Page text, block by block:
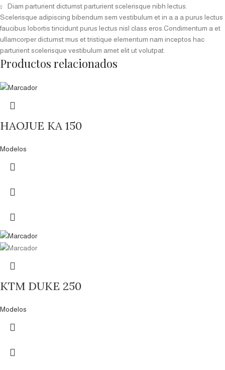
Diam parturient dictumst parturient scelerisque nibh lectus.
Scelerisque adipiscing bibendum sem vestibulum et in a a a purus lectus
faucibus lobortis tincidunt purus lectus nisl class eros.Condimentum a et
ullamcorper dictumst mus et tristique elementum nam inceptos hac
parturient scelerisque vestibulum amet elit ut volutpat.
Productos relacionados
HAOJUE KA 150
Modelos
KTM DUKE 250
Modelos